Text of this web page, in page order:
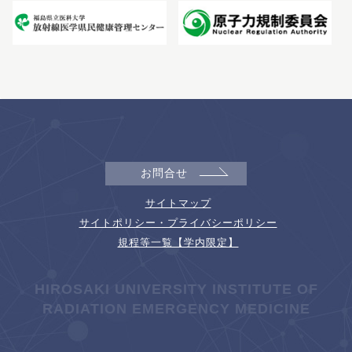
お問合せ
サイトマップ
サイトポリシー・プライバシーポリシー
規程等一覧【学内限定】
HIROSAKI UNIVERSITY INSTITUTE OF
RADIATION EMERGENCY MEDICINE